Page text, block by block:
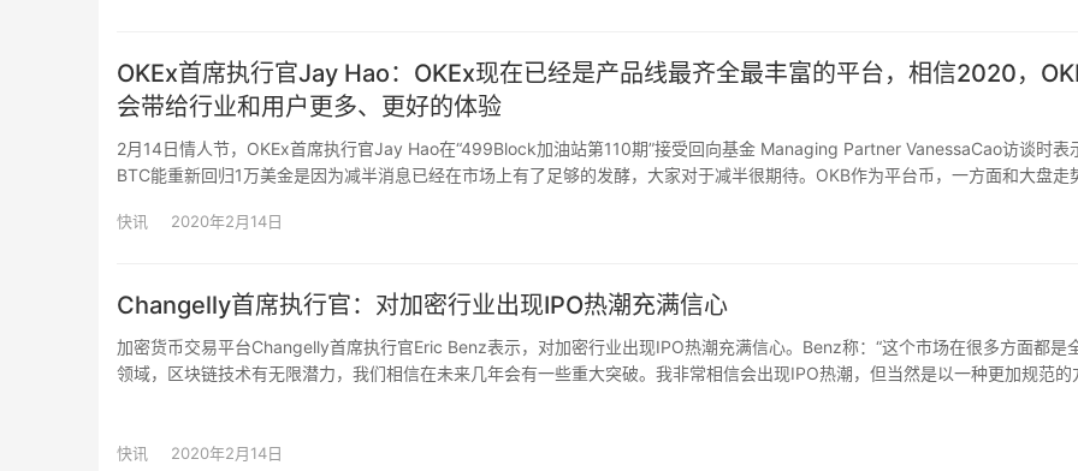
OKEx首席执行官Jay Hao：OKEx现在已经是产品线最齐全最丰富的平台，相信2020，
会带给行业和用户更多、更好的体验
2月14日情人节，OKEx首席执行官Jay Hao在“499Block加油站第110期”接受回向基金 Managing Partner VanessaCao访谈时表
BTC能重新回归1万美金是因为减半消息已经在市场上有了足够的发酵，大家对于减半很期待。OKB作为平台币，一方面和大盘走
在向繁荣方向发展。此次OKB的上涨一方面是伴随着公链DEX的上线，更重要的其实是整个市场看好行业未来以及币圈投资者关注
于目前正在云办公的okex小伙们与给予高度赞赏，提出okex核心价值观是团队第一 正直为本 心怀感恩，OKEx既是一个温暖的大
庭，也是一个斗志昂扬的战队
快讯 2020年2月14日
Changelly首席执行官：对加密行业出现IPO热潮充满信心
加密货币交易平台Changelly首席执行官Eric Benz表示，对加密行业出现IPO热潮充满信心。Benz称：“这个市场在很多方面都是
领域，区块链技术有无限潜力，我们相信在未来几年会有一些重大突破。我非常相信会出现IPO热潮，但当然是以一种更加规范的
快讯 2020年2月14日